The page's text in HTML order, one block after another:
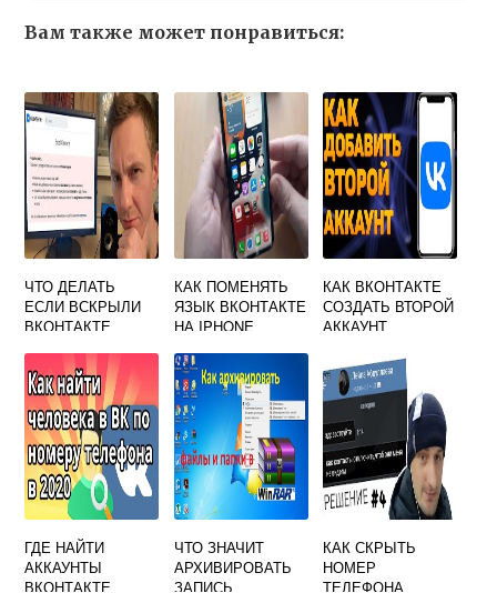
Вам также может понравиться:
ЧТО ДЕЛАТЬ
ЕСЛИ ВСКРЫЛИ
ВКОНТАКТЕ
КАК ПОМЕНЯТЬ
ЯЗЫК ВКОНТАКТЕ
НА IPHONE
КАК ВКОНТАКТЕ
СОЗДАТЬ ВТОРОЙ
АККАУНТ
ГДЕ НАЙТИ
АККАУНТЫ
ВКОНТАКТЕ
ЧТО ЗНАЧИТ
АРХИВИРОВАТЬ
ЗАПИСЬ
КАК СКРЫТЬ
НОМЕР
ТЕЛЕФОНА